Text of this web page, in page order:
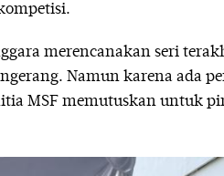
merencanakan seri
Namun karena ada
MSF memutuskan untuk